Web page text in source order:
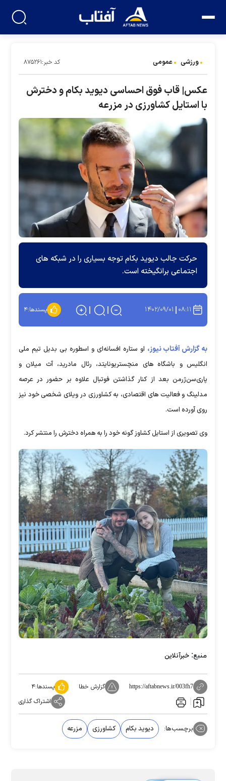
ورزشی عمومی کد خبر:۸۷۵۲۶۱
عکس| قاب فوق احساسی دیوید بکام و دخترش
با استایل کشاورزی در مزرعه
حرکت جالب دیوید بکام توجه بسیاری را در شبکه های
اجتماعی برانگیخته است.
۰۸:۱۱ ۱۴۰۲/۰۹/۰۱ پسندها:۴
به گزارش آفتاب نیوز، او ستاره افسانه‌ای و اسطوره بی بدیل تیم ملی
انگلیس و باشگاه های منچستریونایتد، رئال مادرید، آث میلان و
پاری‌سن‌ژرمن بعد از کنار گذاشتن فوتبال علاوه بر حضور در عرصه
مدلینگ و فعالیت های اقتصادی، به کشاورزی در ویلای شخصی خود نیز
روی آورده است.
وی تصویری از استایل کشاوز گونه خود را به همراه دخترش را منتشر کرد.
منبع: خبرآنلاین
https://aftabnews.ir/003fh7 گزارش خطا پسندها:۴
اشتراک گذاری
برچسب‌ها: دیوید بکام کشاورزی مزرعه